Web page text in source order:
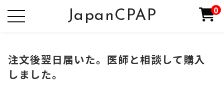
JapanCPAP 0
注文後翌日届いた。医師と相談して購入
しました。